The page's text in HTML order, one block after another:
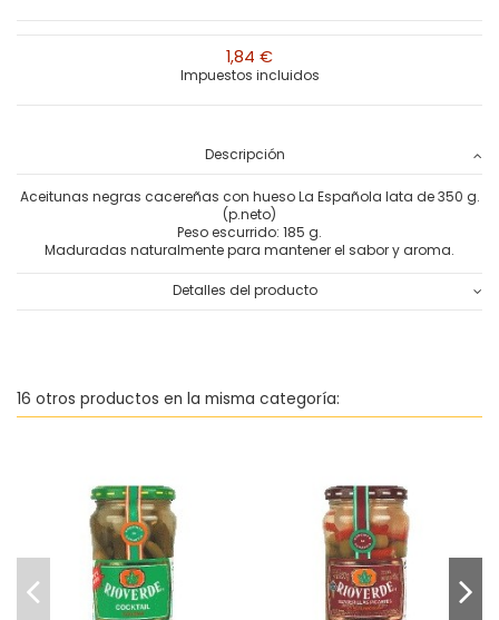
1,84 €
Impuestos incluidos
Descripción
Aceitunas negras cacereñas con hueso La Española lata de 350 g.
(p.neto)
Peso escurrido: 185 g.
Maduradas naturalmente para mantener el sabor y aroma.
Detalles del producto
16 otros productos en la misma categoría:
Cocktail de encurtidos
Rioverde
1,81 €
Añadir al
carrito
Banderillas picantes en
vinagre Rioverde
1,89 €
Añadir al
carrito